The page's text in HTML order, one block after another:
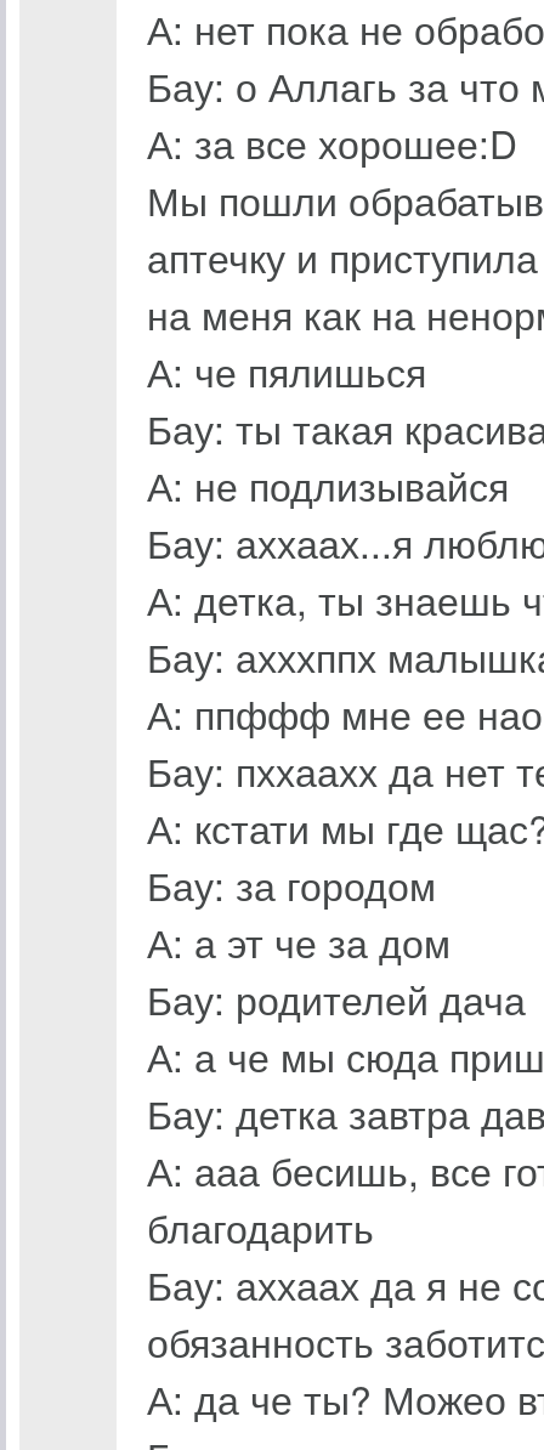
А: нет пока не
Бау: о Аллагь за что
А: за все хорошее:D
Мы пошли
аптечку и
на меня как на
А: че пялишься
Бау: ты такая
А: не подлизывайся
Бау: аххаах...я
А: детка, ты знаешь
Бау: ахххппх
А: ппффф мне ее
Бау: пххаахх да нет
А: кстати мы где
Бау: за городом
А: а эт че за дом
Бау: родителей дача
А: а че мы сюда
Бау: детка завтра
А: ааа бесишь, все
благодарить
Бау: аххаах да я не
обязанность
А: да че ты? Можео